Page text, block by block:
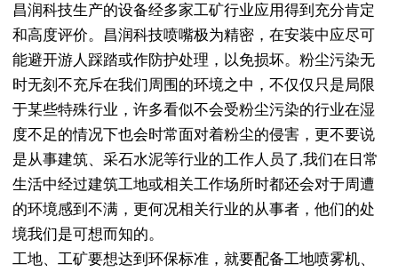
昌润科技生产的设备经多家工矿行业应用得到充分肯定
和高度评价。昌润科技喷嘴极为精密，在安装中应尽可
能避开游人踩踏或作防护处理，以免损坏。粉尘污染无
时无刻不充斥在我们周围的环境之中，不仅仅只是局限
于某些特殊行业，许多看似不会受粉尘污染的行业在湿
度不足的情况下也会时常面对着粉尘的侵害，更不要说
是从事建筑、采石水泥等行业的工作人员了,我们在日常
生活中经过建筑工地或相关工作场所时都还会对于周遭
的环境感到不满，更何况相关行业的从事者，他们的处
境我们是可想而知的。
工地、工矿要想达到环保标准，就要配备工地喷雾机、